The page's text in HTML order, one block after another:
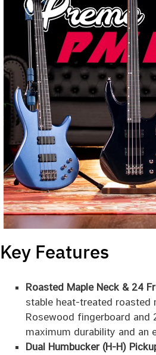
Key Features
Roasted Maple Neck & 24
stable heat-treated roasted
Rosewood fingerboard and
maximum durability and an
Dual Humbucker (H-H)